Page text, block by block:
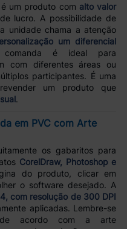
um produto com alto valor
lucro. A possibilidade de
unidade chama a atenção
um diferencial
é ideal para
com diferentes áreas ou
participantes. É uma
um produto que
.
em PVC com Arte
os gabaritos para
CorelDraw, Photoshop e
do produto, clicar em
o software desejado. A
4, com resolução de 300 DPI
aplicadas. Lembre-se
acordo com a arte